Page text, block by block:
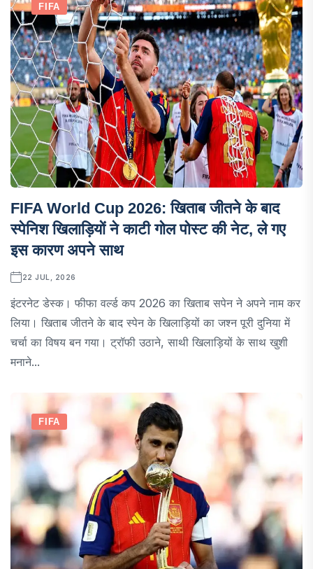
FIFA
FIFA World Cup 2026: खिताब जीतने के बाद
स्पेनिश खिलाड़ियों ने काटी गोल पोस्ट की नेट, ले गए
इस कारण अपने साथ
22 JUL, 2026
इंटरनेट डेस्क। फीफा वर्ल्ड कप 2026 का खिताब सपेन ने अपने नाम कर
लिया। खिताब जीतने के बाद स्पेन के खिलाड़ियों का जश्न पूरी दुनिया में
चर्चा का विषय बन गया। ट्रॉफी उठाने, साथी खिलाड़ियों के साथ खुशी
मनाने...
FIFA